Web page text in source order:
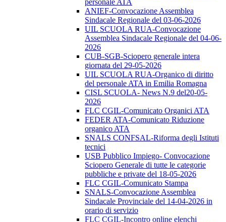
personale ATA
ANIEF-Convocazione Assemblea
Sindacale Regionale del 03-06-2026
UIL SCUOLA RUA-Convocazione
Assemblea Sindacale Regionale del 04-06-
2026
CUB-SGB-Sciopero generale intera
giornata del 29-05-2026
UIL SCUOLA RUA-Organico di diritto
del personale ATA in Emilia Romagna
CISL SCUOLA- News N.9 del20-05-
2026
FLC CGIL-Comunicato Organici ATA
FEDER ATA-Comunicato Riduzione
organico ATA
SNALS CONFSAL-Riforma degli Istituti
tecnici
USB Pubblico Impiego- Convocazione
Sciopero Generale di tutte le categorie
pubbliche e private del 18-05-2026
FLC CGIL-Comunicato Stampa
SNALS-Convocazione Assemblea
Sindacale Provinciale del 14-04-2026 in
orario di servizio
FLC CGIL-Incontro online elenchi